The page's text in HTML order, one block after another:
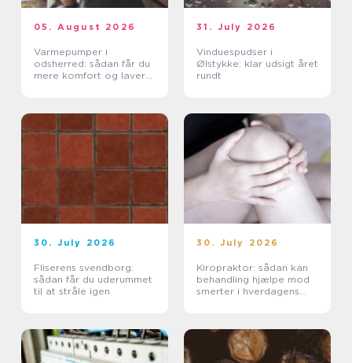
05. August 2026
Varmepumper i
odsherred: sådan får du
mere komfort og lavere
31. July 2026
Vinduespudser i
Ølstykke: klar udsigt året
rundt
30. July 2026
Fliserens svendborg:
sådan får du uderummet
til at stråle igen
30. July 2026
Kiropraktor: sådan kan
behandling hjælpe mod
smerter i hverdagens